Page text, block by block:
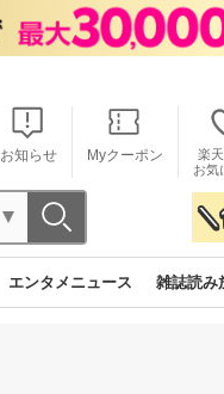
お知らせ Myクーポン
楽
お気
エンタメニュース 雑誌読み